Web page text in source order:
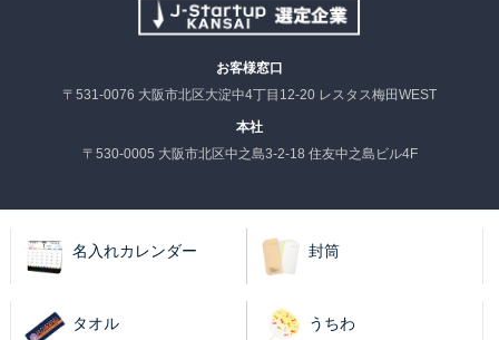
お客様窓口
〒531-0076 大阪市北区大淀中4丁目12-20 レスタス梅田WEST
本社
〒530-0005 大阪市北区中之島3-2-18 住友中之島ビル4F
名入れカレンダー 封筒
タオル うちわ